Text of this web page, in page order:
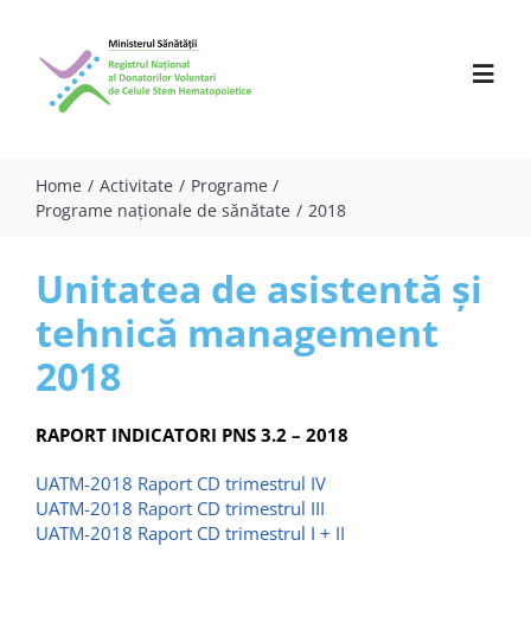
content
Despre noi
Parteneri
Comunicate
Evenimente
Specialiști
Contact
Home Activitate
Programe
Programe naționale de sănătate
2018
Unitatea de asistentă și
tehnică management
2018
RAPORT INDICATORI PNS 3.2 – 2018
UATM-2018 Raport CD trimestrul IV
UATM-2018 Raport CD trimestrul III
UATM-2018 Raport CD trimestrul I + II